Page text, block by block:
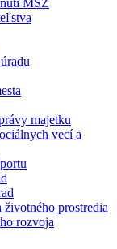
MSZ
majetku
vecí a
prostredia
rozvoja